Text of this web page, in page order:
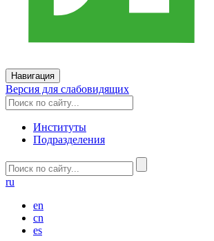
Навигация
Версия для слабовидящих
Институты
Подразделения
ru
en
cn
es